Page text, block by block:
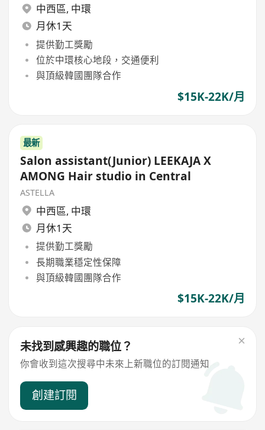
中西區, 中環
月休1天
提供勤工獎勵
位於中環核心地段，交通便利
與頂級韓國團隊合作
$15K-22K/月
最新
Salon assistant(Junior) LEEKAJA X
AMONG Hair studio in Central
ASTELLA
中西區, 中環
月休1天
提供勤工獎勵
長期職業穩定性保障
與頂級韓國團隊合作
$15K-22K/月
未找到感興趣的職位？
你會收到這次搜尋中未來上新職位的訂閱通知
創建訂閱